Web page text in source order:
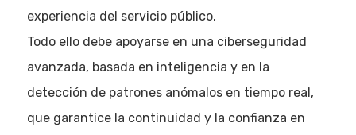
experiencia del servicio público.
Todo ello debe apoyarse en una ciberseguridad
avanzada, basada en inteligencia y en la
detección de patrones anómalos en tiempo real,
que garantice la continuidad y la confianza en